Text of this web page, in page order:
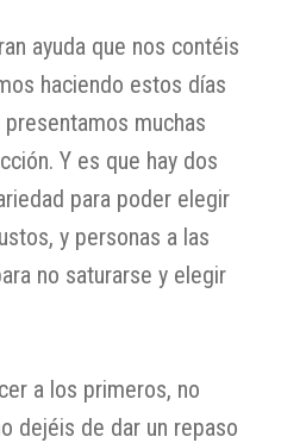
ayuda que nos contéis
haciendo estos días
muchas
Y es que hay dos
para poder elegir
y personas a las
no saturarse y elegir
a los primeros, no
dejéis de dar un repaso